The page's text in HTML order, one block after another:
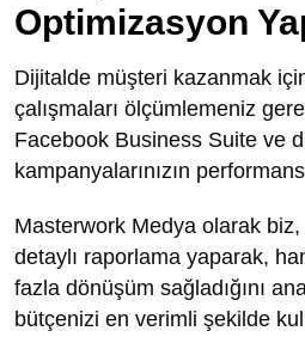
Optimizasyon
Dijitalde müşteri kazanmak
çalışmaları ölçümlemeniz
Facebook Business Suite ve
kampanyalarınızın
Masterwork Medya olarak
detaylı raporlama yaparak,
fazla dönüşüm sağladığını
bütçenizi en verimli şekilde